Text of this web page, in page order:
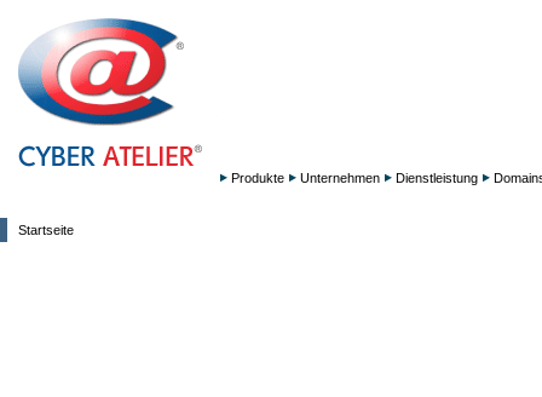
Startseite
Produkte Unternehmen Dienstleistung